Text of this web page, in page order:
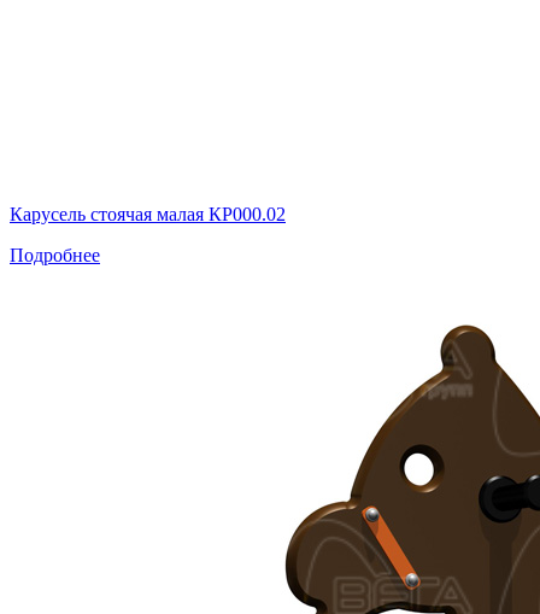
Карусель стоячая малая КР000.02
Подробнее